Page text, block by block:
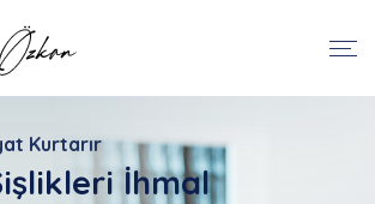
Önceliğimiz
Yumuşak Doku
Kurtarır
İhmal